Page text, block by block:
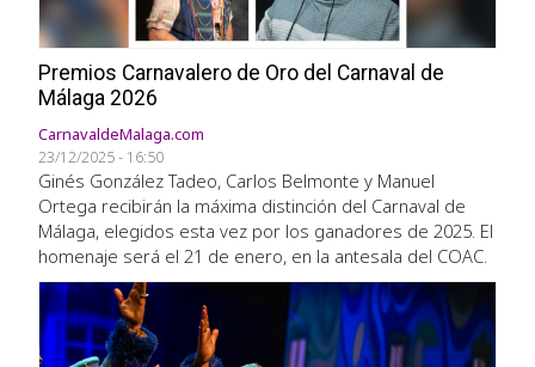
Premios Carnavalero de Oro del Carnaval de
Málaga 2026
CarnavaldeMalaga.com
23/12/2025 - 16:50
Ginés González Tadeo, Carlos Belmonte y Manuel
Ortega recibirán la máxima distinción del Carnaval de
Málaga, elegidos esta vez por los ganadores de 2025. El
homenaje será el 21 de enero, en la antesala del COAC.